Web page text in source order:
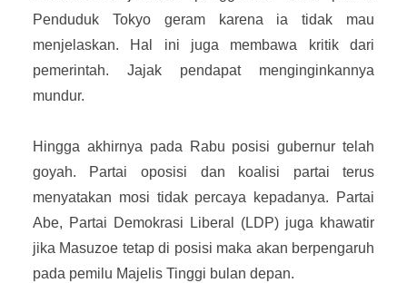
Penduduk Tokyo geram karena ia tidak mau
menjelaskan. Hal ini juga membawa kritik dari
pemerintah. Jajak pendapat menginginkannya
mundur.
Hingga akhirnya pada Rabu posisi gubernur telah
goyah. Partai oposisi dan koalisi partai terus
menyatakan mosi tidak percaya kepadanya. Partai
Abe, Partai Demokrasi Liberal (LDP) juga khawatir
jika Masuzoe tetap di posisi maka akan berpengaruh
pada pemilu Majelis Tinggi bulan depan.